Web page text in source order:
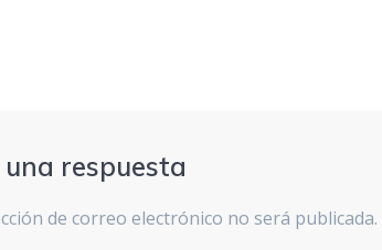
una respuesta
de correo electrónico no será publicada.